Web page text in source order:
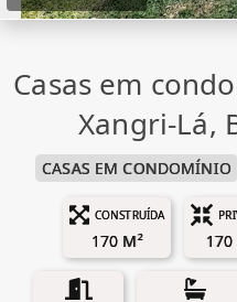
Casas em
Xangri-Lá,
CASAS EM CONDOMÍNIO
CONSTRUÍDA
170 M² 170